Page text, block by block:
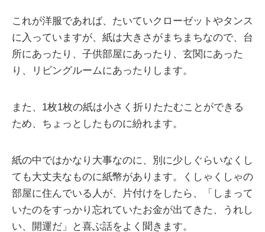
これが洋服であれば、たいていクローゼットやタンス
に入っていますが、紙は大きさがまちまちなので、台
所にあったり、子供部屋にあったり、玄関にあった
り、リビングルームにあったりします。
また、1枚1枚の紙は小さく折りたたむことができる
ため、ちょっとしたものに紛れます。
紙の中ではかなり大事なのに、別に少しぐらいなくし
ても大丈夫なものに紙幣があります。くしゃくしゃの
部屋に住んでいる人が、片付けをしたら、「しまって
いたのをすっかり忘れていたお金が出てきた、うれし
い、開運だ」と喜ぶ話をよく聞きます。